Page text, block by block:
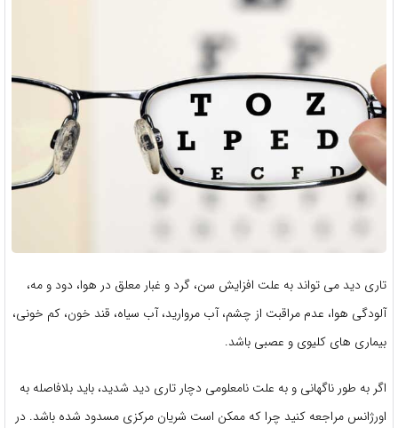
تاری دید می تواند به علت افزایش سن، گرد و غبار معلق در هوا، دود و مه،
آلودگی هوا، عدم مراقبت از چشم، آب مروارید، آب سیاه، قند خون، کم خونی،
بیماری های کلیوی و عصبی باشد.
اگر به طور ناگهانی و به علت نامعلومی دچار تاری دید شدید، باید بلافاصله به
اورژانس مراجعه کنید چرا که ممکن است شریان مرکزی مسدود شده باشد. در